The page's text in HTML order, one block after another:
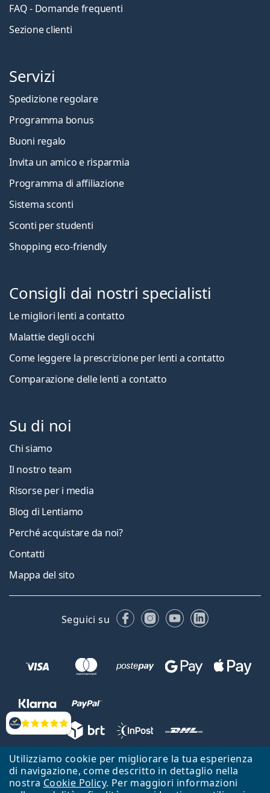
Utilizziamo cookie per migliorare la tua esperienza
di navigazione, come descritto in dettaglio nella
nostra Cookie Policy. Per maggiori informazioni
Valutazione
FAQ - Domande frequenti
Sezione clienti
Servizi
Spedizione regolare
Programma bonus
Buoni regalo
Invita un amico e risparmia
Programma di affiliazione
Sistema sconti
Sconti per studenti
Shopping eco-friendly
Consigli dai nostri specialisti
Le migliori lenti a contatto
Malattie degli occhi
Come leggere la prescrizione per lenti a contatto
Comparazione delle lenti a contatto
Su di noi
Chi siamo
Il nostro team
Risorse per i media
Blog di Lentiamo
Perché acquistare da noi?
Contatti
Mappa del sito
Seguici su FacebookInstagram
YouTubeLinkedIn
Lentiamo s.r.o., Vídeňská 12, 37833 Nová Bystřice, Repubblica Ceca.
Partita IVA: CZ26104784